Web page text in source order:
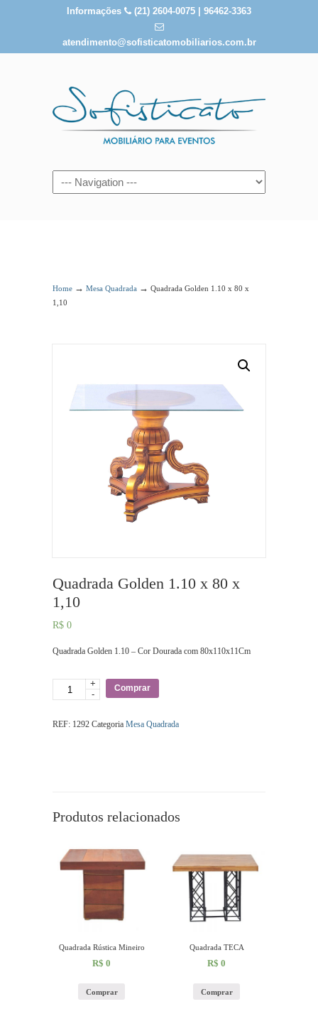
Informações (21) 2604-0075 | 96462-3363
atendimento@sofisticatomobiliarios.com.br
Home → Mesa Quadrada → Quadrada Golden 1.10 x 80 x
1,10
Quadrada Golden 1.10 x 80 x
1,10
R$ 0
Quadrada Golden 1.10 – Cor Dourada com 80x110x11Cm
Quantidade+
-
Comprar
REF: 1292 Categoria Mesa Quadrada
Produtos relacionados
Quadrada Rústica Mineiro
R$ 0
Comprar
Quadrada TECA
R$ 0
Comprar